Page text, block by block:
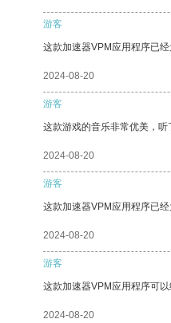
游客
这款加速器VPM应用程序已
2024-08-20
游客
这款游戏的音乐非常优美，听
2024-08-20
游客
这款加速器VPM应用程序已
2024-08-20
游客
这款加速器VPM应用程序可
2024-08-20